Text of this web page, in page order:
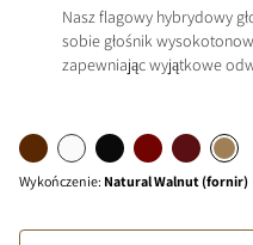
Nasz flagowy hybrydowy
sobie głośnik
zapewniając wyjątkowe
Wykończenie: Natural Walnut (fornir)